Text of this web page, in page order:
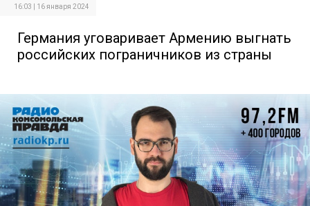
16:03 | 16 января 2024
Германия уговаривает Армению выгнать
российских пограничников из страны